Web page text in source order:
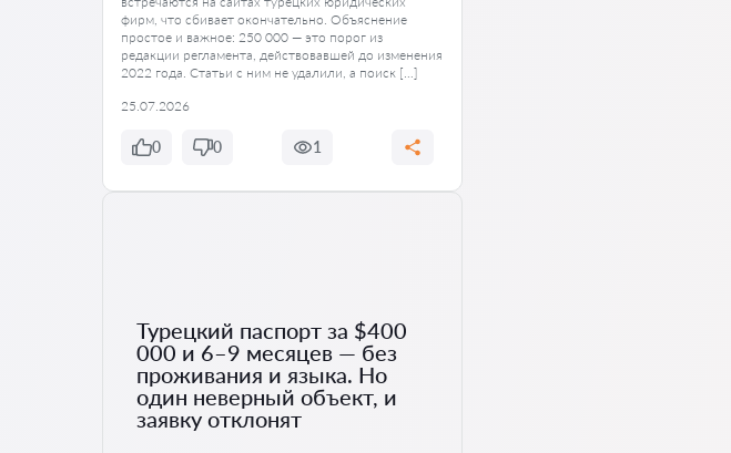
фирм, что сбивает окончательно. Объяснение
простое и важное: 250 000 — это порог из
редакции регламента, действовавшей до изменения
2022 года. Статьи с ним не удалили, а поиск […]
25.07.2026
0 0 1
Турецкий паспорт за $400
000 и 6–9 месяцев — без
проживания и языка. Но
один неверный объект, и
заявку отклонят